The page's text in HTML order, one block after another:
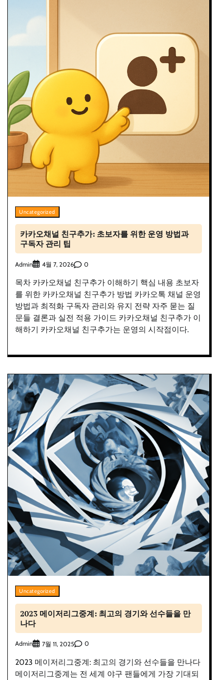
Uncategorized
카카오채널 친구추가: 초보자를 위한 운영 방법과
구독자 관리 팁
Admin 4월 7, 2026 0
목차 카카오채널 친구추가 이해하기 핵심 내용 초보자
를 위한 카카오채널 친구추가 방법 카카오톡 채널 운영
방법과 최적화 구독자 관리와 유지 전략 자주 묻는 질
문들 결론과 실전 적용 가이드 카카오채널 친구추가 이
해하기 카카오채널 친구추가는 운영의 시작점이다.
Uncategorized
2023 메이저리그중계: 최고의 경기와 선수들을 만
나다
Admin 7월 11, 2025 0
2023 메이저리그중계: 최고의 경기와 선수들을 만나다
메이저리그중계는 전 세계 야구 팬들에게 가장 기대되